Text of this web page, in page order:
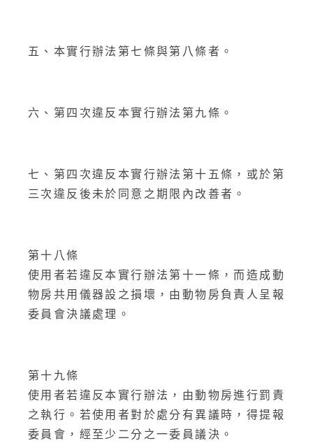
五、本實行辦法第七條與第八條者。
六、第四次違反本實行辦法第九條。
七、第四次違反本實行辦法第十五條，或於第
三次違反後未於同意之期限內改善者。
第十八條
使用者若違反本實行辦法第十一條，而造成動
物房共用儀器設之損壞，由動物房負責人呈報
委員會決議處理。
第十九條
使用者若違反本實行辦法，由動物房進行罰責
之執行。若使用者對於處分有異議時，得提報
委員會，經至少二分之一委員議決。